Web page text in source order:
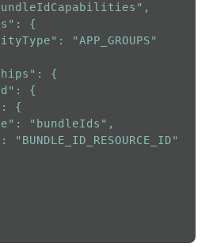
{
"APP_GROUPS"
{
{
{
"bundleIds",
"BUNDLE_ID_RESOURCE_ID"